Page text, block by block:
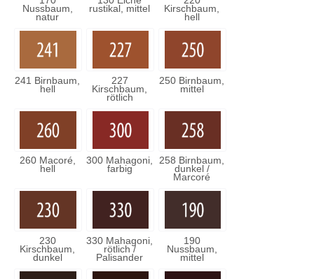
Nussbaum,
natur
rustikal, mittel Kirschbaum,
hell
241 Birnbaum,
hell
227
Kirschbaum,
rötlich
250 Birnbaum,
mittel
260 Macoré,
hell
300 Mahagoni,
farbig
258 Birnbaum,
dunkel /
Marcoré
230
Kirschbaum,
dunkel
330 Mahagoni,
rötlich /
Palisander
190
Nussbaum,
mittel